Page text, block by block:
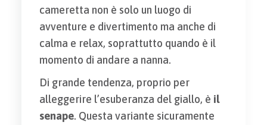
cameretta non è solo un luogo di
avventure e divertimento ma anche di
calma e relax, soprattutto quando è il
momento di andare a nanna.
Di grande tendenza, proprio per
alleggerire l’esuberanza del giallo, è il
senape. Questa variante sicuramente